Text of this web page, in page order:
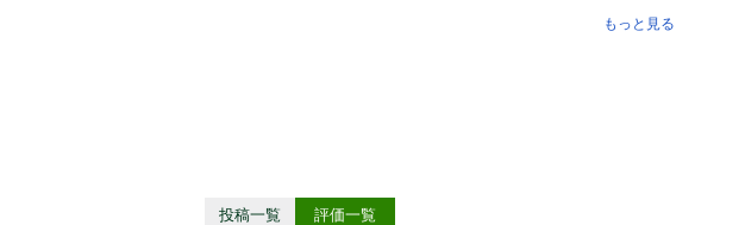
もっと見る
投稿一覧 評価一覧